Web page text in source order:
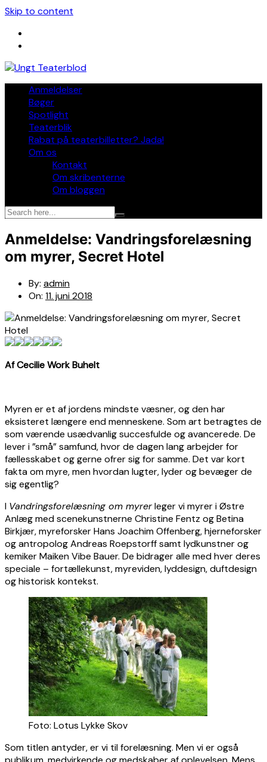
Skip to content
Anmeldelser
Bøger
Spotlight
Teaterblik
Rabat på teaterbilletter? Jada!
Om os
Kontakt
Om skribenterne
Om bloggen
Anmeldelse: Vandringsforelæsning
om myrer, Secret Hotel
By: admin
On: 11. juni 2018
Af Cecilie Work Buhelt
Myren er et af jordens mindste væsner, og den har
eksisteret længere end menneskene. Som art betragtes de
som værende usædvanlig succesfulde og avancerede. De
lever i ”små” samfund, hvor de dagen lang arbejder for
fællesskabet og gerne ofrer sig for samme. Det var kort
fakta om myre, men hvordan lugter, lyder og bevæger de
sig egentlig?
I Vandringsforelæsning om myrerleger vi myrer i Østre
Anlæg med scenekunstnerne Christine Fentz og Betina
Birkjær, myreforsker Hans Joachim Offenberg, hjerneforsker
og antropolog Andreas Roepstorff samt lydkunstner og
kemiker Maiken Vibe Bauer. De bidrager alle med hver deres
speciale – fortællekunst, myreviden, lyddesign, duftdesign
og historisk kontekst.
Foto: Lotus Lykke Skov
Som titlen antyder, er vi til forelæsning. Men vi er også